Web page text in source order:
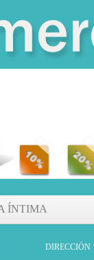
ÍNTIMA
DIRECCIÓN